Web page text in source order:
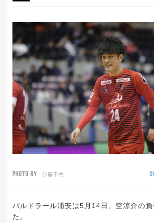
PHOTO BY 伊藤千梅
バルドラール浦安は5月14日、空涼介の
た。